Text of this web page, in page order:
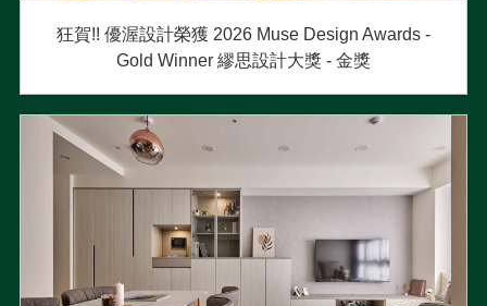
狂賀!! 優渥設計榮獲 2026 Muse Design Awards -
Gold Winner 繆思設計大獎 - 金獎